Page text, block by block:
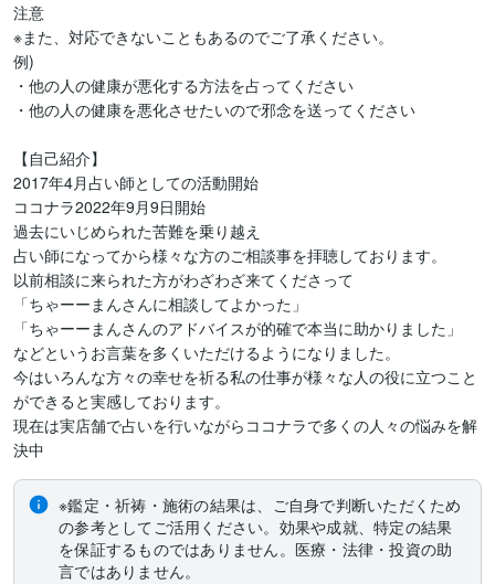
注意
※また、対応できないこともあるのでご了承ください。
例)
・他の人の健康が悪化する方法を占ってください
・他の人の健康を悪化させたいので邪念を送ってください
【自己紹介】
2017年4月占い師としての活動開始
ココナラ2022年9月9日開始
過去にいじめられた苦難を乗り越え
占い師になってから様々な方のご相談事を拝聴しております。
以前相談に来られた方がわざわざ来てくださって
「ちゃーーまんさんに相談してよかった」
「ちゃーーまんさんのアドバイスが的確で本当に助かりました」
などというお言葉を多くいただけるようになりました。
今はいろんな方々の幸せを祈る私の仕事が様々な人の役に立つこと
ができると実感しております。
現在は実店舗で占いを行いながらココナラで多くの人々の悩みを解
決中
※鑑定・祈祷・施術の結果は、ご自身で判断いただくため
の参考としてご活用ください。効果や成就、特定の結果
を保証するものではありません。医療・法律・投資の助
言ではありません。